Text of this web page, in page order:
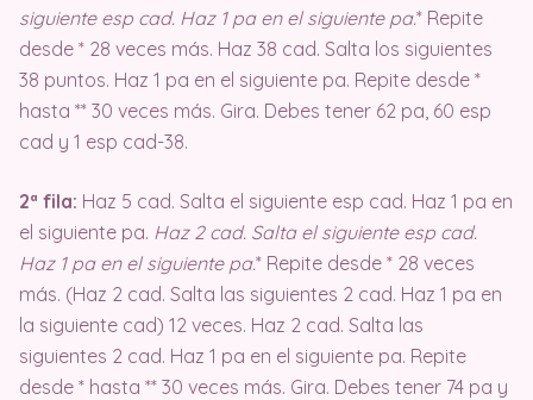
siguiente esp cad. Haz 1 pa en el siguiente pa.* Repite
desde * 28 veces más. Haz 38 cad. Salta los siguientes
38 puntos. Haz 1 pa en el siguiente pa. Repite desde *
hasta ** 30 veces más. Gira. Debes tener 62 pa, 60 esp
cad y 1 esp cad-38.
2ª fila: Haz 5 cad. Salta el siguiente esp cad. Haz 1 pa en
el siguiente pa. Haz 2 cad. Salta el siguiente esp cad.
Haz 1 pa en el siguiente pa.* Repite desde * 28 veces
más. (Haz 2 cad. Salta las siguientes 2 cad. Haz 1 pa en
la siguiente cad) 12 veces. Haz 2 cad. Salta las
siguientes 2 cad. Haz 1 pa en el siguiente pa. Repite
desde * hasta ** 30 veces más. Gira. Debes tener 74 pa y